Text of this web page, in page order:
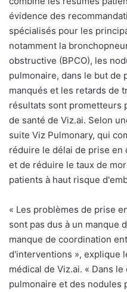
évidence des
spécialisés pour les
notamment la
obstructive (BPCO), les
pulmonaire, dans le but de
manqués et les retards de
résultats sont prometteurs
de santé de Viz.ai. Selon
suite Viz Pulmonary, qui
réduire le délai de prise en
et de réduire le taux de
patients à haut risque
« Les problèmes de prise
sont pas dus à un manque
manque de coordination
d'interventions », explique
médical de Viz.ai. « Dans le
pulmonaire et des nodules